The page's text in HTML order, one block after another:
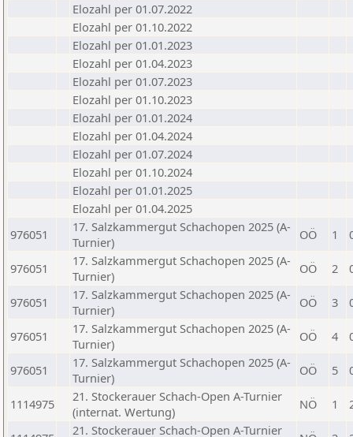
Elozahl per 01.07.2022
Elozahl per 01.10.2022
Elozahl per 01.01.2023
Elozahl per 01.04.2023
Elozahl per 01.07.2023
Elozahl per 01.10.2023
Elozahl per 01.01.2024
Elozahl per 01.04.2024
Elozahl per 01.07.2024
Elozahl per 01.10.2024
Elozahl per 01.01.2025
Elozahl per 01.04.2025
976051
17. Salzkammergut Schachopen 2025 (A-
Turnier)
OÖ 1
976051
17. Salzkammergut Schachopen 2025 (A-
Turnier)
OÖ 2
976051
17. Salzkammergut Schachopen 2025 (A-
Turnier)
OÖ 3
976051
17. Salzkammergut Schachopen 2025 (A-
Turnier)
OÖ 4
976051
17. Salzkammergut Schachopen 2025 (A-
Turnier)
OÖ 5
1114975
21. Stockerauer Schach-Open A-Turnier
(internat. Wertung)
NÖ 1
21. Stockerauer Schach-Open A-Turnier